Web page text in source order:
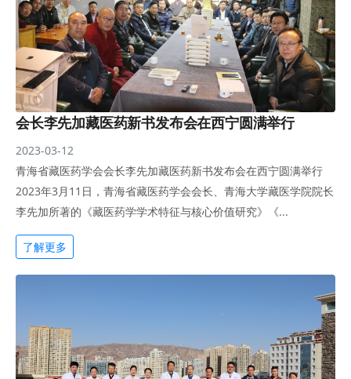
会长李先加藏医药新书发布会在西宁圆满举行
2023-03-12
青海省藏医药学会会长李先加藏医药新书发布会在西宁圆满举行
2023年3月11日，青海省藏医药学会会长、青海大学藏医学院院长
李先加所著的《藏医药学学术特征与核心价值研究》《...
了解更多